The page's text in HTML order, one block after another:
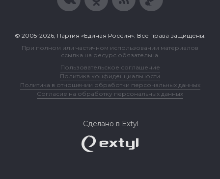
© 2005-2026, Партия «Единая Россия». Все права защищены.
При полном или частичном использовании материалов
ссылка на ресурс обязательна.
Пользовательское соглашение
Политика конфиденциальности
Политика в отношении обработки персональных данных
Согласие на обработку персональных данных
Сделано в Extyl